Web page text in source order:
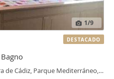
1/9
de Cádiz, Parque Mediterráneo,
DESTACADO